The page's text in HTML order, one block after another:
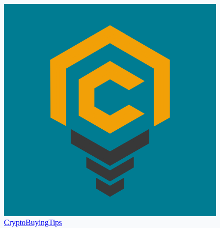
CryptoBuyingTips